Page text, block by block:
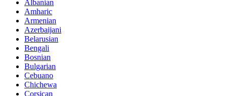
Albanian
Amharic
Armenian
Azerbaijani
Belarusian
Bengali
Bosnian
Bulgarian
Cebuano
Chichewa
Corsican